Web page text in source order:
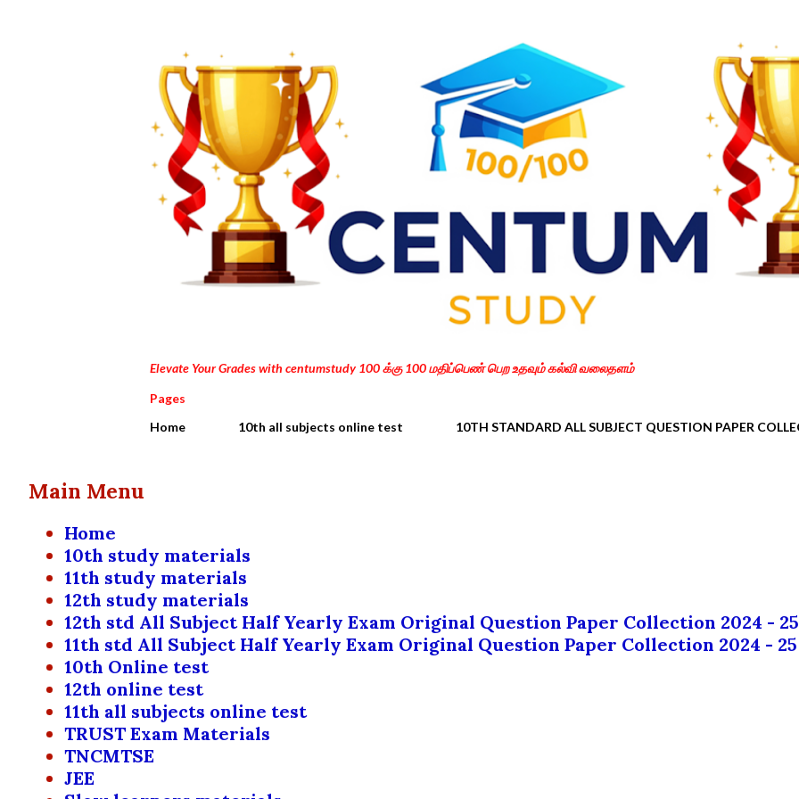
Elevate Your Grades with centumstudy 100 க்கு 100 மதிப்பெண் பெற உதவும் கல்வி வலைதளம்
Pages
Home
10th all subjects online test 10TH STANDARD ALL SUBJECT QUESTION PAPER
Main Menu
Home
10th study materials
11th study materials
12th study materials
12th std All Subject Half Yearly Exam Original Question Paper Collection 2024 - 25
11th std All Subject Half Yearly Exam Original Question Paper Collection 2024 - 25
10th Online test
12th online test
11th all subjects online test
TRUST Exam Materials
TNCMTSE
JEE